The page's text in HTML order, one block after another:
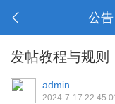
公
发帖教程与规则
admin
2024-7-17